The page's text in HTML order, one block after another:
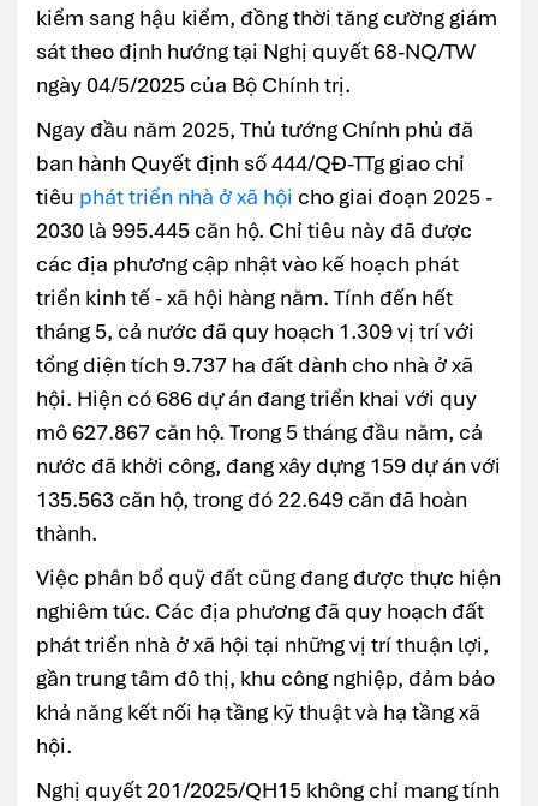
kiểm sang hậu kiểm, đồng thời tăng cường giám
sát theo định hướng tại Nghị quyết 68-NQ/TW
ngày 04/5/2025 của Bộ Chính trị.
Ngay đầu năm 2025, Thủ tướng Chính phủ đã
ban hành Quyết định số 444/QĐ-TTg giao chỉ
tiêu phát triển nhà ở xã hội cho giai đoạn 2025 -
2030 là 995.445 căn hộ. Chỉ tiêu này đã được
các địa phương cập nhật vào kế hoạch phát
triển kinh tế - xã hội hàng năm. Tính đến hết
tháng 5, cả nước đã quy hoạch 1.309 vị trí với
tổng diện tích 9.737 ha đất dành cho nhà ở xã
hội. Hiện có 686 dự án đang triển khai với quy
mô 627.867 căn hộ. Trong 5 tháng đầu năm, cả
nước đã khởi công, đang xây dựng 159 dự án với
135.563 căn hộ, trong đó 22.649 căn đã hoàn
thành.
Việc phân bổ quỹ đất cũng đang được thực hiện
nghiêm túc. Các địa phương đã quy hoạch đất
phát triển nhà ở xã hội tại những vị trí thuận lợi,
gần trung tâm đô thị, khu công nghiệp, đảm bảo
khả năng kết nối hạ tầng kỹ thuật và hạ tầng xã
hội.
Nghị quyết 201/2025/QH15 không chỉ mang tính